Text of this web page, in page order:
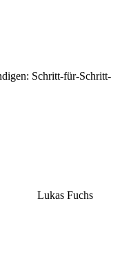
Schritt-für-Schritt-
Lukas Fuchs